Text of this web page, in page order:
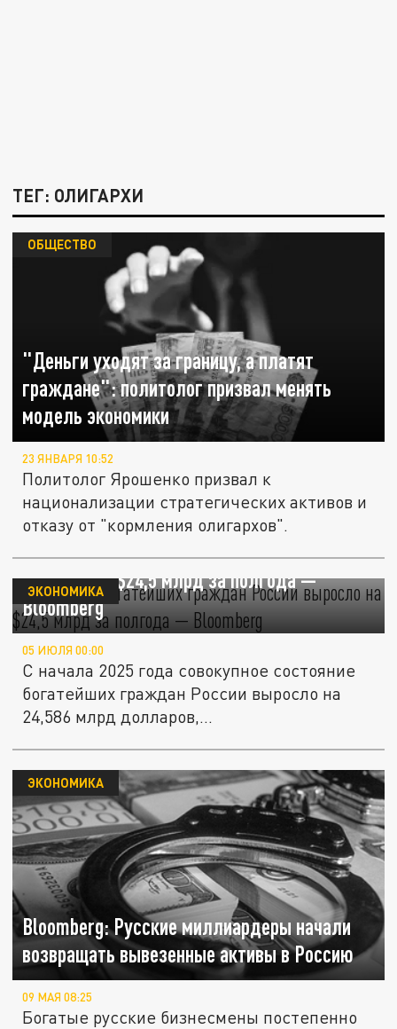
ТЕГ: ОЛИГАРХИ
"Деньги уходят за границу, а платят
граждане": политолог призвал менять
модель экономики
ОБЩЕСТВО
23 ЯНВАРЯ 10:52
Политолог Ярошенко призвал к
национализации стратегических активов и
отказу от "кормления олигархов".
Состояние богатейших граждан России
выросло на $24,5 млрд за полгода —
Bloomberg
ЭКОНОМИКА
05 ИЮЛЯ 00:00
С начала 2025 года совокупное состояние
богатейших граждан России выросло на
24,586 млрд долларов,...
Bloomberg: Русские миллиардеры начали
возвращать вывезенные активы в Россию
ЭКОНОМИКА
09 МАЯ 08:25
Богатые русские бизнесмены постепенно